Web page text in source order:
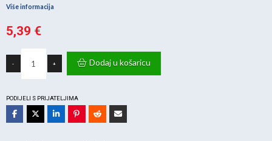
Više informacija
5,39 €
-
8M
BIJELA
+ Dodaj u košaricu
PODIJELI S PRIJATELJIMA